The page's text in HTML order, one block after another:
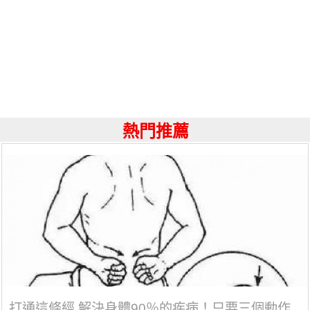
熱門推薦